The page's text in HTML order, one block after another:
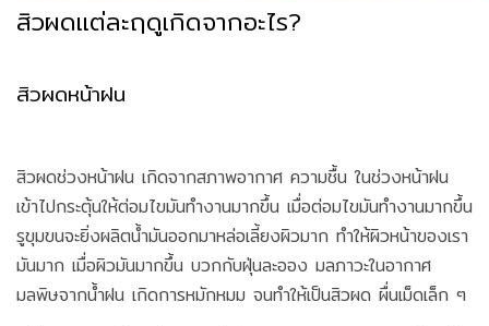
สิวผดแต่ละฤดูเกิดจากอะไร?
สิวผดหน้าฝน
สิวผดช่วงหน้าฝน เกิดจากสภาพอากาศ ความชื้น ในช่วงหน้าฝน
เข้าไปกระตุ้นให้ต่อมไขมันทำงานมากขึ้น เมื่อต่อมไขมันทำงานมากขึ้น
รูขุมขนจะยิ่งผลิตน้ำมันออกมาหล่อเลี้ยงผิวมาก ทำให้ผิวหน้าของเรา
มันมาก เมื่อผิวมันมากขึ้น บวกกับฝุ่นละออง มลภาวะในอากาศ
มลพิษจากน้ำฝน เกิดการหมักหมม จนทำให้เป็นสิวผด ผื่นเม็ดเล็ก ๆ